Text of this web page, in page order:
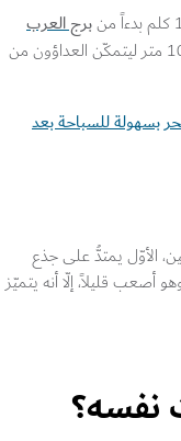
برج العرب
. كما يضم هذا المسار لافتات إرشادية عند كل 100 متر ليتمكّن العداؤون من
بسهولة للسباحة بعد
جزئين، الأوّل يمتدُّ على جذع
يكون الجري أكثر سهولةً، أما الثاني فيقع على الهلال ويمتدُّ بطول 11 كلم وهو أصعب قليلاً، إلّا أنه يتميّز
نفسه؟